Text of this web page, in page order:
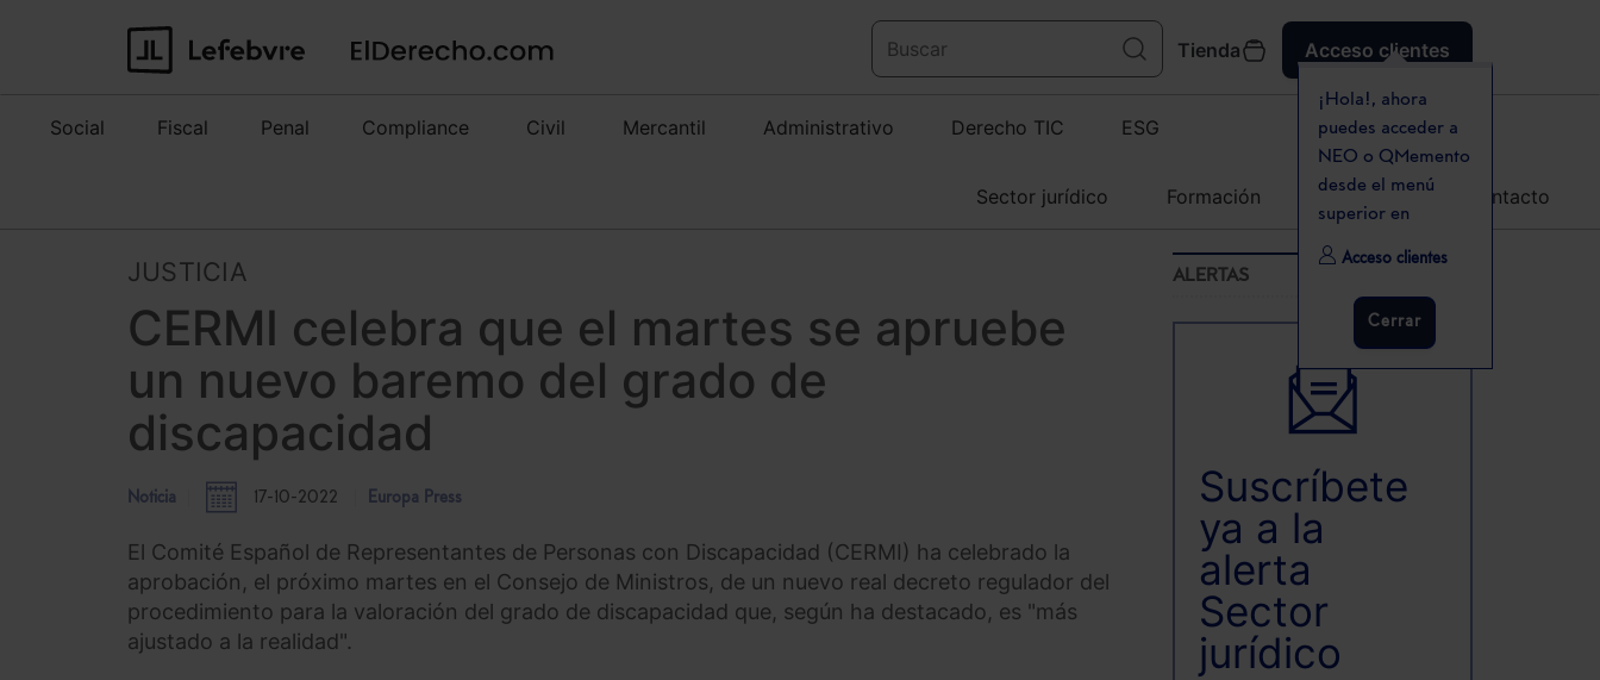
Tienda Acceso clientes
¡Hola!, ahora
puedes acceder a
NEO o QMemento
desde el menú
superior en
Acceso clientes
Cerrar
Social Fiscal Penal Compliance Civil Mercantil Administrativo Derecho TIC ESG
Sector jurídico Formación Agenda Contacto
JUSTICIA
CERMI celebra que el martes se apruebe
un nuevo baremo del grado de
discapacidad
Noticia 17-10-2022 Europa Press
El Comité Español de Representantes de Personas con Discapacidad (CERMI) ha celebrado la
aprobación, el próximo martes en el Consejo de Ministros, de un nuevo real decreto regulador del
procedimiento para la valoración del grado de discapacidad que, según ha destacado, es "más
ajustado a la realidad".
ALERTAS
Suscríbete
ya a la
alerta
Sector
jurídico